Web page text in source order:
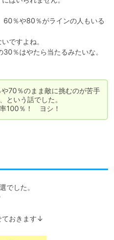
60％や80％がラインの人もいる
ですよね。
％はやたら当たるみたいな。
70％のまま敵に挑むのが苦手
という話でした。
100％！　ヨシ！
でした。
ておきます↓